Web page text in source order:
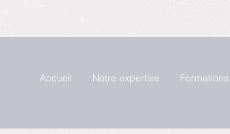
Accueil Notre expertise Formations